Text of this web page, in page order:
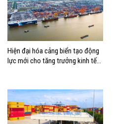
Hiện đại hóa cảng biển tạo động
lực mới cho tăng trưởng kinh tế